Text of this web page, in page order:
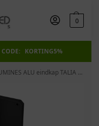
0
CODE: KORTING5%
ALU eindkap TALIA M2+TALIA zwart gelakt Universeel